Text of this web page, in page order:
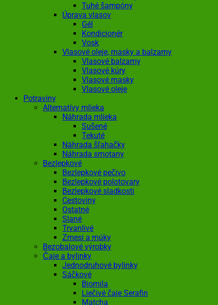
Tuhé šampóny
Úprava vlasov
Gél
Kondicionér
Vosk
Vlasové oleje, masky a balzamy
Vlasové balzamy
Vlasové kúry
Vlasové masky
Vlasové oleje
Potraviny
Alternatívy mlieka
Náhrada mlieka
Sušené
Tekuté
Náhrada šľahačky
Náhrada smotany
Bezlepkové
Bezlepkové pečivo
Bezlepkové polotovary
Bezlepkové sladkosti
Cestoviny
Ostatné
Slané
Trvanlivé
Zmesi a múky
Bezobalové výrobky
Čaje a bylinky
Jednodruhové bylinky
Sáčkové
Biomila
Liečivé čaje Serafin
Matcha